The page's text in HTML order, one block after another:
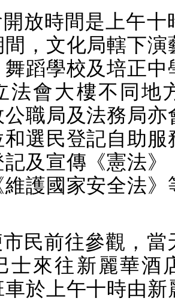
放時間是上午十
間，文化局轄下演
蹈學校及培正中
法會大樓不同地
公職局及法務局亦
選民登記自助服
記及宣傳《憲法》
護國家安全法》
民前往參觀，當
士來往新麗華酒
於上午十時由新